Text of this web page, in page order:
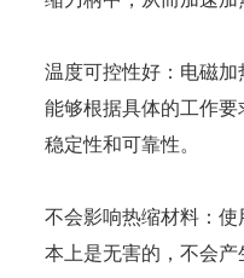
温度可控性好：电磁
能够根据具体的工作
稳定性和可靠性。
不会影响热缩材料：
本上是无害的，不会产